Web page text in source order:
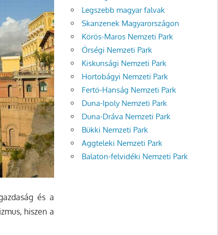
és a
hiszen a
Legszebb magyar falvak
Skanzenek Magyarországon
Körös-Maros Nemzeti Park
Őrségi Nemzeti Park
Kiskunsági Nemzeti Park
Hortobágyi Nemzeti Park
Fertő-Hanság Nemzeti Park
Duna-Ipoly Nemzeti Park
Duna-Dráva Nemzeti Park
Bükki Nemzeti Park
Aggteleki Nemzeti Park
Balaton-felvidéki Nemzeti Park